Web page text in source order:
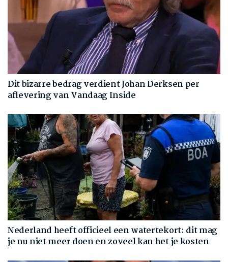
Dit bizarre bedrag verdient Johan Derksen per
aflevering van Vandaag Inside
Nederland heeft officieel een watertekort: dit mag
je nu niet meer doen en zoveel kan het je kosten